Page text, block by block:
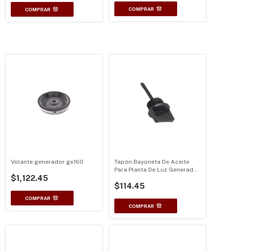
Volante generador gx160
$1,122.45
Tapón Bayoneta De Aceite
Para Planta De Luz Generador
$114.45